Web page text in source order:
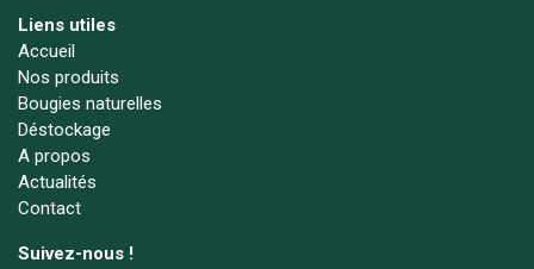
Liens utiles
Accueil
Nos produits
Bougies naturelles
Déstockage
A propos
Actualités
Contact
Suivez-nous !